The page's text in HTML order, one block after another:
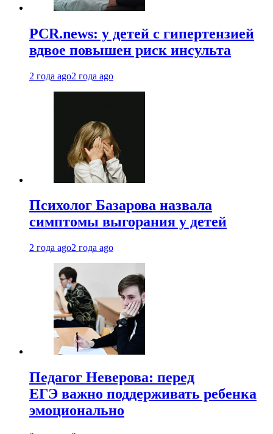
PCR.news: у детей с гипертензией
вдвое повышен риск инсульта
2 года ago2 года ago
Психолог Базарова назвала
симптомы выгорания у детей
2 года ago2 года ago
Педагог Неверова: перед
ЕГЭ важно поддерживать ребенка
эмоционально